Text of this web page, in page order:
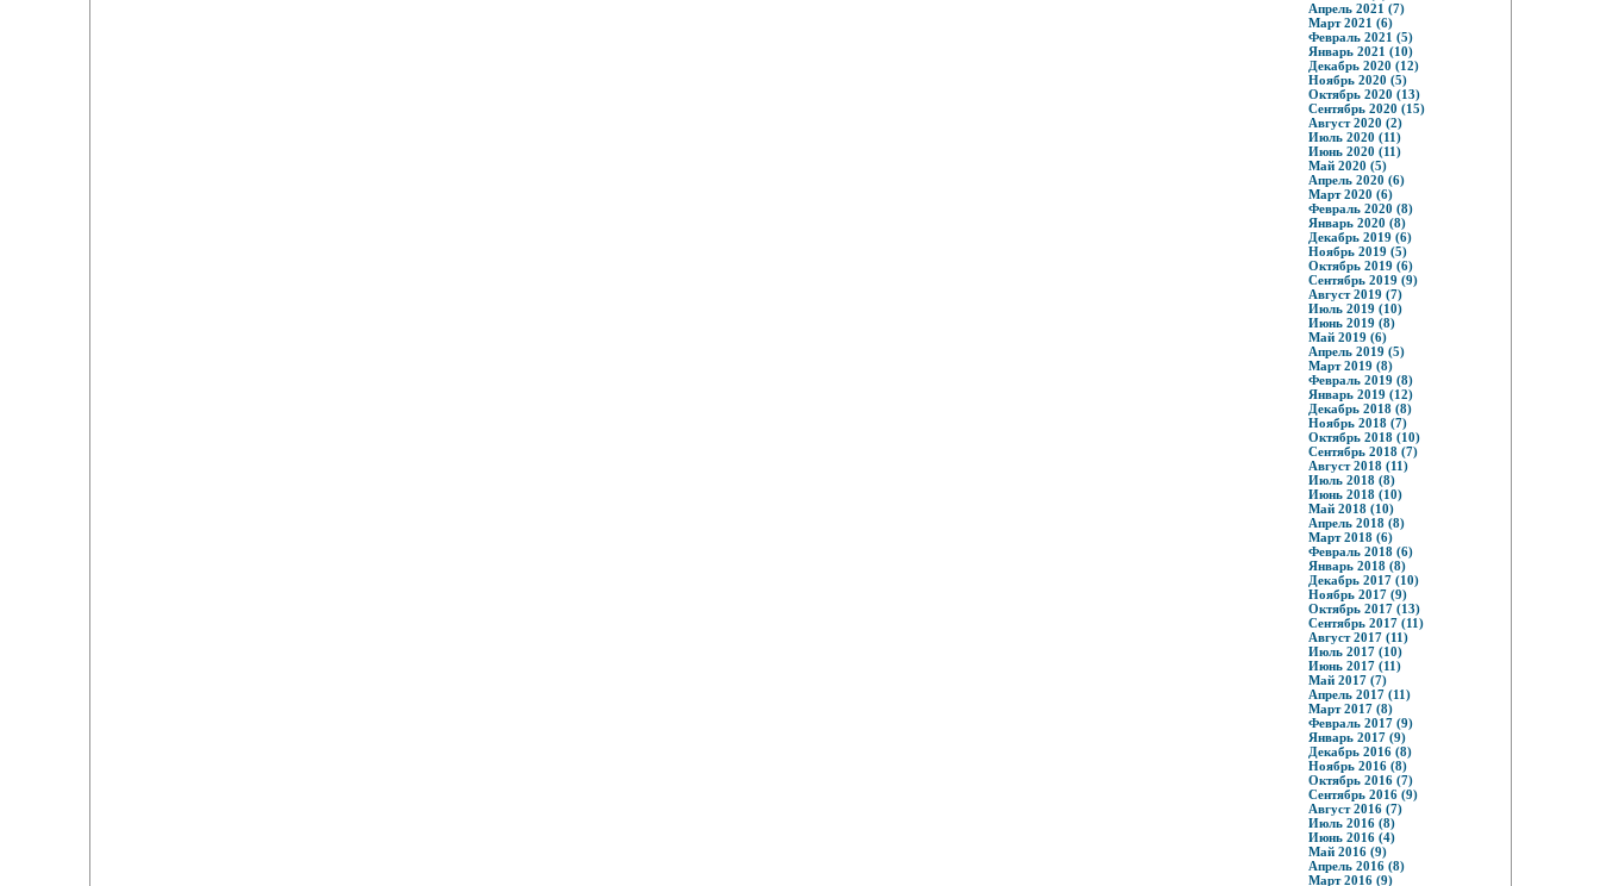
Апрель 2021 (7)
Март 2021 (6)
Февраль 2021 (5)
Январь 2021 (10)
Декабрь 2020 (12)
Ноябрь 2020 (5)
Октябрь 2020 (13)
Сентябрь 2020 (15)
Август 2020 (2)
Июль 2020 (11)
Июнь 2020 (11)
Май 2020 (5)
Апрель 2020 (6)
Март 2020 (6)
Февраль 2020 (8)
Январь 2020 (8)
Декабрь 2019 (6)
Ноябрь 2019 (5)
Октябрь 2019 (6)
Сентябрь 2019 (9)
Август 2019 (7)
Июль 2019 (10)
Июнь 2019 (8)
Май 2019 (6)
Апрель 2019 (5)
Март 2019 (8)
Февраль 2019 (8)
Январь 2019 (12)
Декабрь 2018 (8)
Ноябрь 2018 (7)
Октябрь 2018 (10)
Сентябрь 2018 (7)
Август 2018 (11)
Июль 2018 (8)
Июнь 2018 (10)
Май 2018 (10)
Апрель 2018 (8)
Март 2018 (6)
Февраль 2018 (6)
Январь 2018 (8)
Декабрь 2017 (10)
Ноябрь 2017 (9)
Октябрь 2017 (13)
Сентябрь 2017 (11)
Август 2017 (11)
Июль 2017 (10)
Июнь 2017 (11)
Май 2017 (7)
Апрель 2017 (11)
Март 2017 (8)
Февраль 2017 (9)
Январь 2017 (9)
Декабрь 2016 (8)
Ноябрь 2016 (8)
Октябрь 2016 (7)
Сентябрь 2016 (9)
Август 2016 (7)
Июль 2016 (8)
Июнь 2016 (4)
Май 2016 (9)
Апрель 2016 (8)
Март 2016 (9)